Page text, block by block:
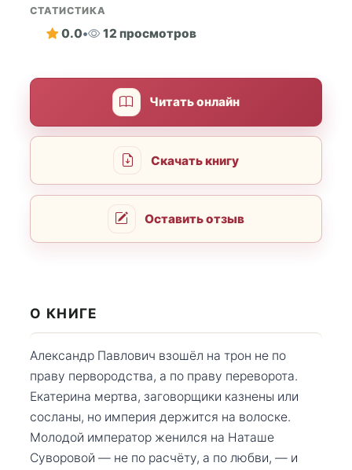
СТАТИСТИКА
0.0• 12 просмотров
Читать онлайн
Скачать книгу
Оставить отзыв
О КНИГЕ
Александр Павлович взошёл на трон не по
праву первородства, а по праву переворота.
Екатерина мертва, заговорщики казнены или
сосланы, но империя держится на волоске.
Молодой император женился на Наташе
Суворовой — не по расчёту, а по любви, — и